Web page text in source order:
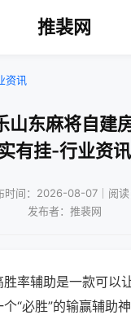
推裴网
资讯
山东麻将自建
有挂-行业资讯
时间：2026-08-07｜阅读
发布者：推裴网
率辅助是一款可以
“必胜”的输赢辅助